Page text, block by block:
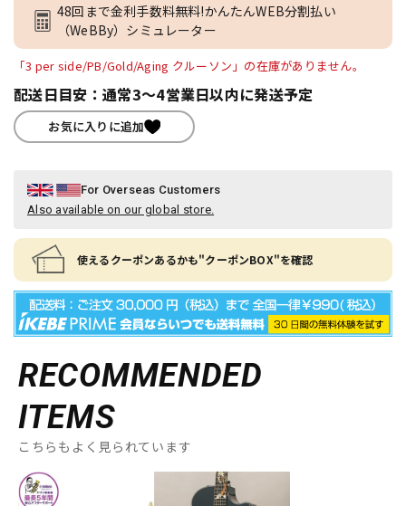
48回まで金利手数料無料!かんたんWEB分割払い
（WeBBy）シミュレーター
「3 per side/PB/Gold/Aging クルーソン」の在庫がありません。
配送日目安：通常3～4営業日以内に発送予定
お気に入りに追加
For Overseas Customers
Also available on our global store.
使えるクーポンあるかも"クーポンBOX"を確認
RECOMMENDED
ITEMS
こちらもよく見られています